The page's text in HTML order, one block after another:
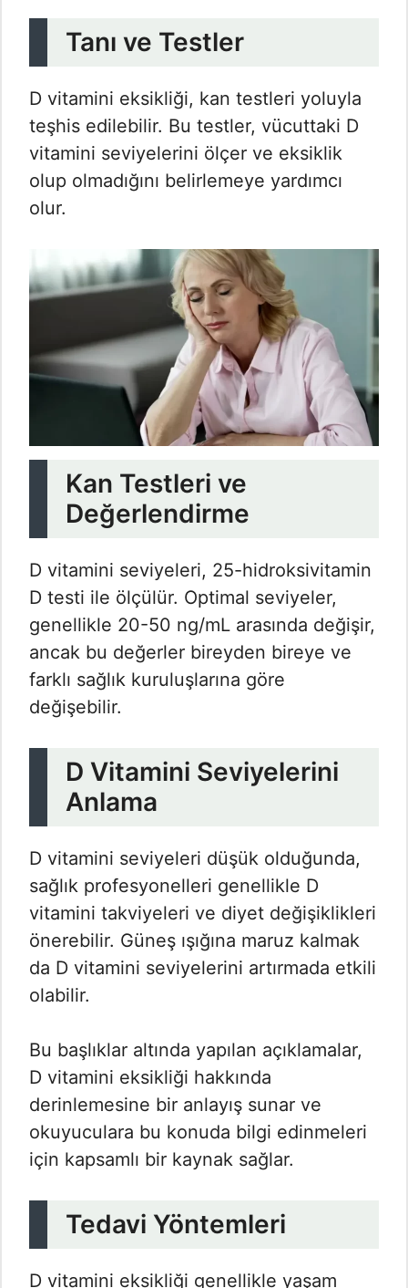
Tanı ve Testler
D vitamini eksikliği, kan testleri yoluyla
teşhis edilebilir. Bu testler, vücuttaki D
vitamini seviyelerini ölçer ve eksiklik
olup olmadığını belirlemeye yardımcı
olur.
Kan Testleri ve
Değerlendirme
D vitamini seviyeleri, 25-hidroksivitamin
D testi ile ölçülür. Optimal seviyeler,
genellikle 20-50 ng/mL arasında değişir,
ancak bu değerler bireyden bireye ve
farklı sağlık kuruluşlarına göre
değişebilir.
D Vitamini Seviyelerini
Anlama
D vitamini seviyeleri düşük olduğunda,
sağlık profesyonelleri genellikle D
vitamini takviyeleri ve diyet değişiklikleri
önerebilir. Güneş ışığına maruz kalmak
da D vitamini seviyelerini artırmada etkili
olabilir.
Bu başlıklar altında yapılan açıklamalar,
D vitamini eksikliği hakkında
derinlemesine bir anlayış sunar ve
okuyuculara bu konuda bilgi edinmeleri
için kapsamlı bir kaynak sağlar.
Tedavi Yöntemleri
D vitamini eksikliği genellikle yaşam